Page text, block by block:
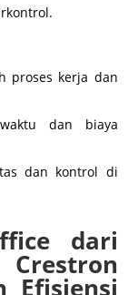
proses kerja dan
dan biaya
dan kontrol di
dari
Efisiensi